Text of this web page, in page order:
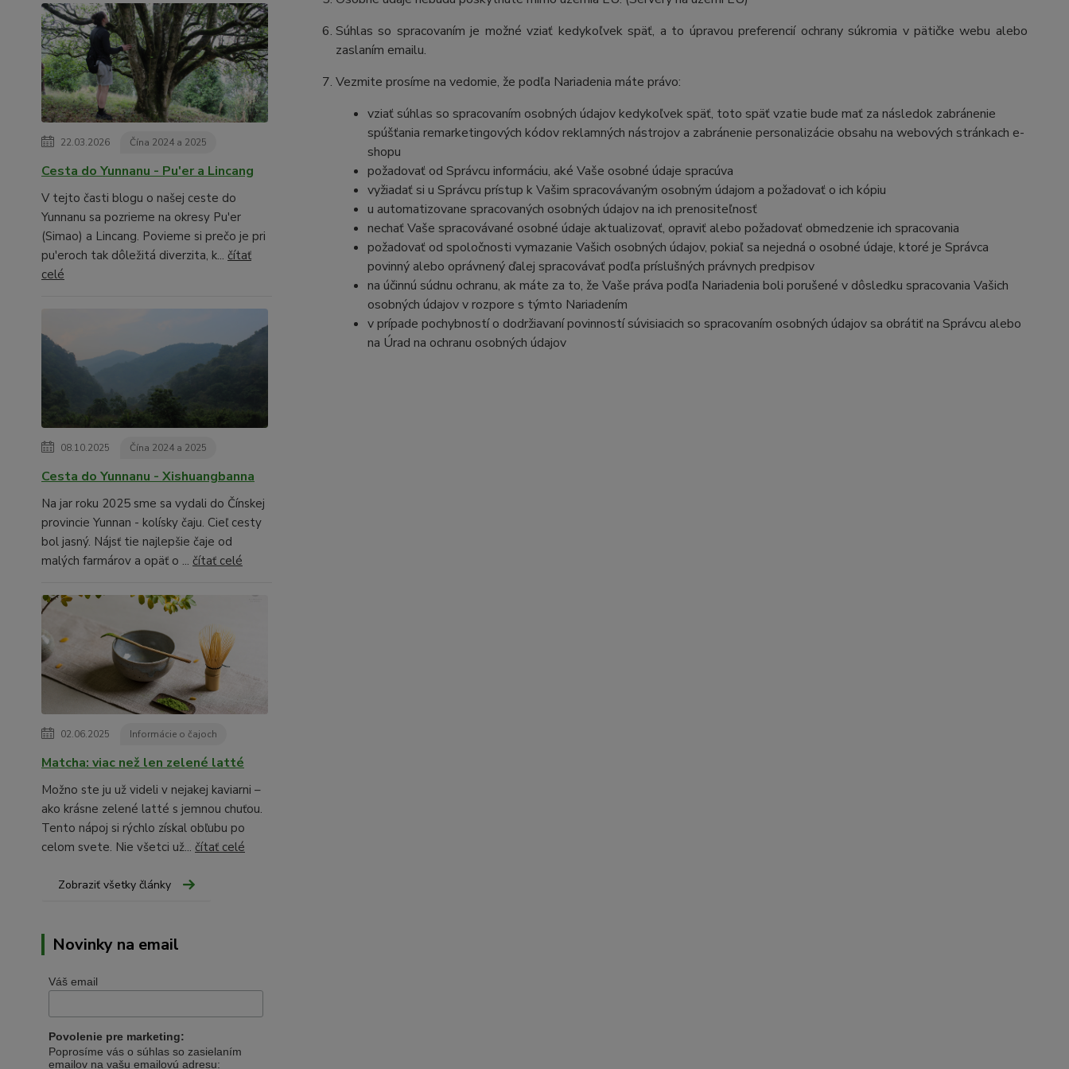
22.03.2026 Čína 2024 a 2025
Cesta do Yunnanu - Pu'er a Lincang
V tejto časti blogu o našej ceste do
Yunnanu sa pozrieme na okresy Pu'er
(Simao) a Lincang. Povieme si prečo je pri
pu'eroch tak dôležitá diverzita, k... čítať
celé
08.10.2025 Čína 2024 a 2025
Cesta do Yunnanu - Xishuangbanna
Na jar roku 2025 sme sa vydali do Čínskej
provincie Yunnan - kolísky čaju. Cieľ cesty
bol jasný. Nájsť tie najlepšie čaje od
malých farmárov a opäť o ... čítať celé
02.06.2025 Informácie o čajoch
Matcha: viac než len zelené latté
Možno ste ju už videli v nejakej kaviarni –
ako krásne zelené latté s jemnou chuťou.
Tento nápoj si rýchlo získal obľubu po
celom svete. Nie všetci už... čítať celé
Zobraziť všetky články
Novinky na email
Váš email
Povolenie pre marketing:
Poprosíme vás o súhlas so zasielaním
emailov na vašu emailovú adresu:
Súhlas so spracovaním je možné vziať kedykoľvek späť, a to úpravou preferencií ochrany súkromia v pätičke webu alebo
zaslaním emailu.
Vezmite prosíme na vedomie, že podľa Nariadenia máte právo:
vziať súhlas so spracovaním osobných údajov kedykoľvek späť, toto späť vzatie bude mať za následok zabránenie
spúšťania remarketingových kódov reklamných nástrojov a zabránenie personalizácie obsahu na webových stránkach e-
shopu
požadovať od Správcu informáciu, aké Vaše osobné údaje spracúva
vyžiadať si u Správcu prístup k Vašim spracovávaným osobným údajom a požadovať o ich kópiu
u automatizovane spracovaných osobných údajov na ich prenositeľnosť
nechať Vaše spracovávané osobné údaje aktualizovať, opraviť alebo požadovať obmedzenie ich spracovania
požadovať od spoločnosti vymazanie Vašich osobných údajov, pokiaľ sa nejedná o osobné údaje, ktoré je Správca
povinný alebo oprávnený ďalej spracovávať podľa príslušných právnych predpisov
na účinnú súdnu ochranu, ak máte za to, že Vaše práva podľa Nariadenia boli porušené v dôsledku spracovania Vašich
osobných údajov v rozpore s týmto Nariadením
v prípade pochybností o dodržiavaní povinností súvisiacich so spracovaním osobných údajov sa obrátiť na Správcu alebo
na Úrad na ochranu osobných údajov